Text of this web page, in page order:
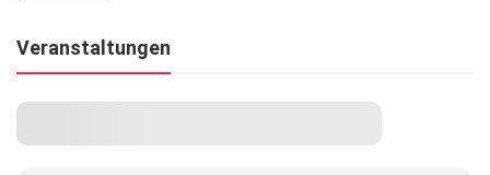
Veranstaltungen